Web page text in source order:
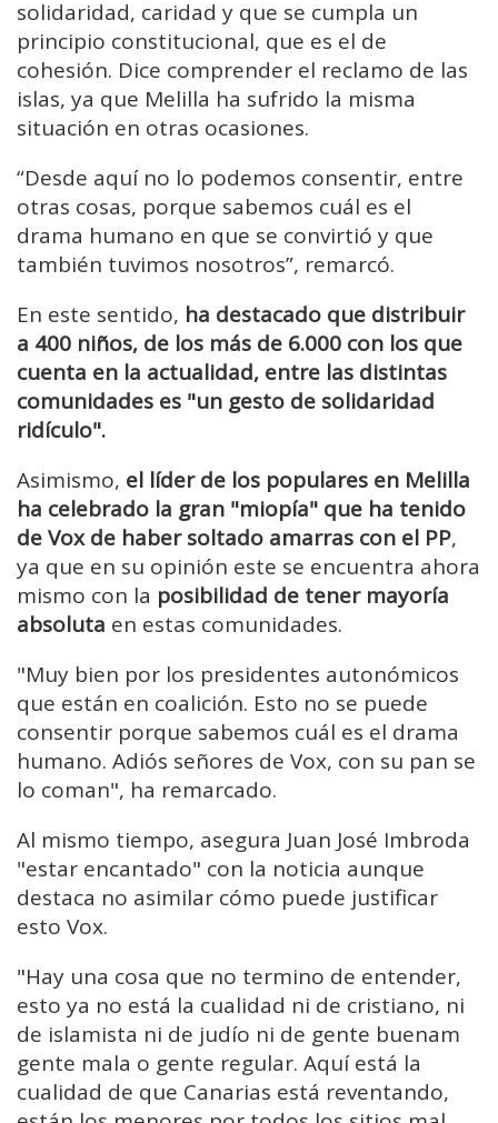
solidaridad, caridad y que se cumpla un
principio constitucional, que es el de
cohesión. Dice comprender el reclamo de las
islas, ya que Melilla ha sufrido la misma
situación en otras ocasiones.
“Desde aquí no lo podemos consentir, entre
otras cosas, porque sabemos cuál es el
drama humano en que se convirtió y que
también tuvimos nosotros”, remarcó.
En este sentido, ha destacado que distribuir
a 400 niños, de los más de 6.000 con los que
cuenta en la actualidad, entre las distintas
comunidades es "un gesto de solidaridad
ridículo".
Asimismo, el líder de los populares en Melilla
ha celebrado la gran "miopía" que ha tenido
de Vox de haber soltado amarras con el PP,
ya que en su opinión este se encuentra ahora
mismo con la posibilidad de tener mayoría
absoluta en estas comunidades.
"Muy bien por los presidentes autonómicos
que están en coalición. Esto no se puede
consentir porque sabemos cuál es el drama
humano. Adiós señores de Vox, con su pan se
lo coman", ha remarcado.
Al mismo tiempo, asegura Juan José Imbroda
"estar encantado" con la noticia aunque
destaca no asimilar cómo puede justificar
esto Vox.
"Hay una cosa que no termino de entender,
esto ya no está la cualidad ni de cristiano, ni
de islamista ni de judío ni de gente buenam
gente mala o gente regular. Aquí está la
cualidad de que Canarias está reventando,